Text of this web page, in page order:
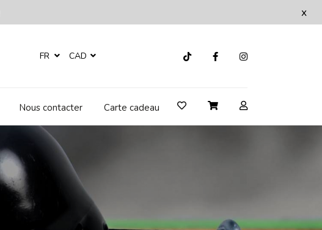
x
FR CAD
Nous contacter Carte cadeau